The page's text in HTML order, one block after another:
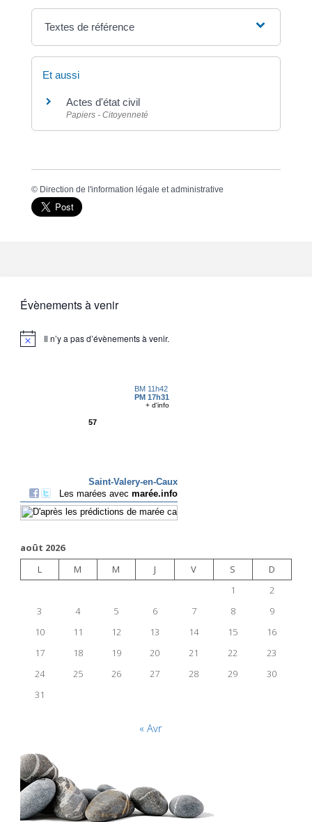
Textes de référence
Et aussi
Actes d'état civil
Papiers - Citoyenneté
© Direction de l'information légale et administrative
Évènements à venir
Il n’y a pas d’évènements à venir.
août 2026
L
M M J V S
D
1
2
3
4 5 6 7 8
9
10
11 12 13 14 15
16
17
18 19 20 21 22
23
24
25 26 27 28 29
30
31
« Avr